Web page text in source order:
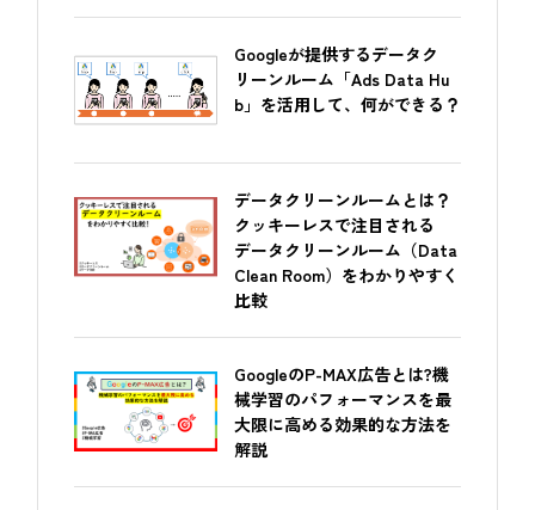
Googleが提供するデータク
リーンルーム「Ads Data Hu
b」を活用して、何ができる？
データクリーンルームとは？
クッキーレスで注目される
データクリーンルーム（Data
Clean Room）をわかりやすく
比較
GoogleのP-MAX広告とは?機
械学習のパフォーマンスを最
大限に高める効果的な方法を
解説